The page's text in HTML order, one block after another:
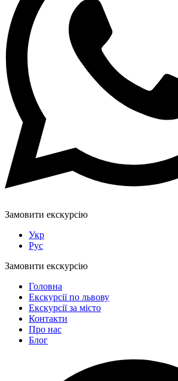
Замовити екскурсію
Укр
Рус
Замовити екскурсію
Головна
Екскурсії по львову
Екскурсії за місто
Контакти
Про нас
Блог